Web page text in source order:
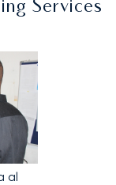
Services
al